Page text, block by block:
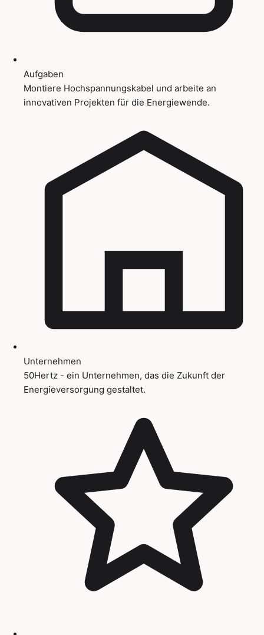
Aufgaben
Montiere Hochspannungskabel und arbeite an
innovativen Projekten für die Energiewende.
Unternehmen
50Hertz - ein Unternehmen, das die Zukunft der
Energieversorgung gestaltet.